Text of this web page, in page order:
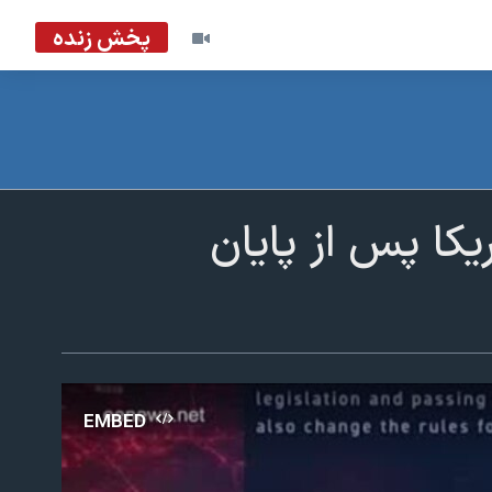
پخش زنده
پس از پایان
EMBED